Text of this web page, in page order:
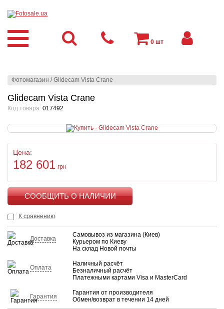
Фотомагазин /Glidecam Vista Crane
Glidecam Vista Crane
Код товара: 017492
Цена:
182 601 грн
К сравнению
Доставка
Самовывоз из магазина (Киев)
Курьером по Киеву
На склад Новой почты
Оплата
Наличный расчёт
Безналичный расчёт
Платежными картами Visa и MasterCard
Гарантия
Гарантия от производителя
Обмен/возврат в течении 14 дней
0 шт